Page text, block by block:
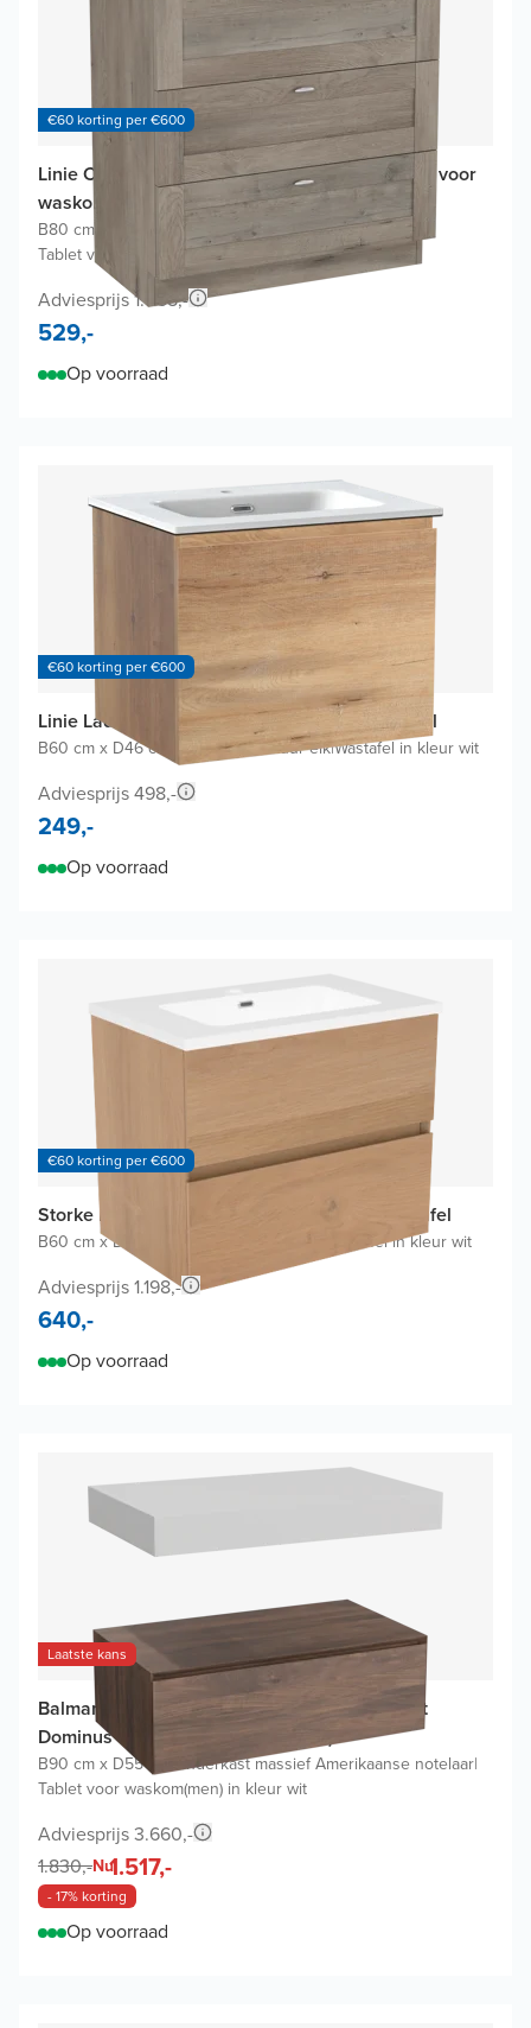
€60 korting per €600
Linie Classo badkamermeubel met Lado Tablet voor
waskom(men)
B80 cm x D46 cm Onderkast Grijze eik
Tablet voor waskom(men) in terrazzo wit
Adviesprijs 1.058,-
529,-
Op voorraad
€60 korting per €600
Linie Lado badkamermeubel met Baro Wastafel
B60 cm x D46 cm Onderkast Natuur eik|Wastafel in kleur wit
Adviesprijs 498,-
249,-
Op voorraad
€60 korting per €600
Storke Edge badkamermeubel met Diva Wastafel
B60 cm x D40 cm Wastafel in kleur wit
Adviesprijs 1.198,-
640,-
Op voorraad
Laatste kans
Balmani Mitra Elements badkamermeubel met
Dominus Tablet voor waskom(men)
B90 cm x D55 cm Onderkast massief Amerikaanse notelaar|
Tablet voor waskom(men) in kleur wit
Adviesprijs 3.660,-
1.830,-Nu1.517,-
- 17% korting
Op voorraad